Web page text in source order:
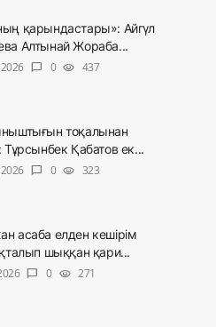
қарындастары»: Айгүл
Алтынай Жораба...
chat_bubble 0 visibility 437
тоқалынан
Тұрсынбек Қабатов ек...
chat_bubble 0 visibility 323
асаба елден кешірім
шыққан қари...
chat_bubble 0 visibility 271